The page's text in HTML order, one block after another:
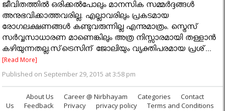
ജീവിതത്തില്‍ ഒരിക്കല്‍പോലും മാനസിക സമ്മര്‍ദ്ദങ്ങള്‍
അനുഭവിക്കാത്തവരില്ല. എല്ലാവരിലും പ്രകടമായ
രോഗലക്ഷണങ്ങള്‍ കണ്ടുവരുന്നില്ല എന്നുമാത്രം. സ്ട്രെസ്
സര്‍വ്വസാധാരണ മാണെങ്കിലും അത്ര നിസ്സാരമായി തള്ളാന്‍
കഴിയുന്നതല്ല.സ്‌ട്രെസിന് ജോലിയും വ്യക്തിപരമായ പ്രശ്...
[Read More]
Published on September 29, 2015 at 3:58 pm
About Us Career @ Nirbhayam Categories
Contact
Us
Feedback Privacy privacy policy
Terms and Conditions